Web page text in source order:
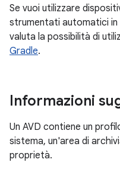
Se vuoi utilizzare
strumentati automatici
valuta la possibilità di
Gradle.
Informazioni
Un AVD contiene un
sistema, un'area di
proprietà.